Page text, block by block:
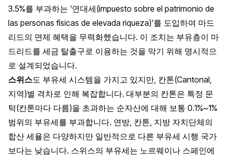
3.5%를 부과하는 '연대세(impuesto sobre el patrimonio de
las personas físicas de elevada riqueza)'를 도입하여 마드
리드의 면제 혜택을 무력화했습니다. 이 조치는 부유층이 마
드리드를 세금 탈출구로 이용하는 것을 막기 위해 명시적으
로 설계되었습니다.
스위스도 부유세 시스템을 가지고 있지만, 칸톤(Cantonal,
지역)별 격차로 인해 복잡합니다. 대부분의 칸톤은 특정 문
턱(칸톤마다 다름)을 초과하는 순자산에 대해 보통 0.1%~1%
범위의 부유세를 부과합니다. 연방, 칸톤, 지방 자치단체의
합산 세율은 다양하지만 일반적으로 다른 부유세 시행 국가
보다는 낮습니다. 스위스의 부유세는 노르웨이나 스페인에